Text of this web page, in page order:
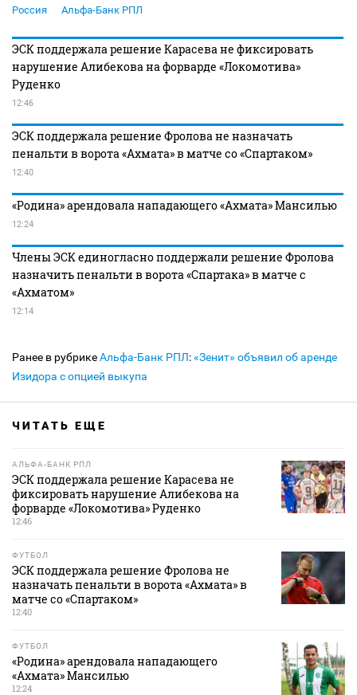
Россия
Альфа-Банк РПЛ
ЭСК поддержала решение Карасева не фиксировать
нарушение Алибекова на форварде «Локомотива»
Руденко
12:46
ЭСК поддержала решение Фролова не назначать
пенальти в ворота «Ахмата» в матче со «Спартаком»
12:40
«Родина» арендовала нападающего «Ахмата» Мансилью
12:24
Члены ЭСК единогласно поддержали решение Фролова
назначить пенальти в ворота «Спартака» в матче с
«Ахматом»
12:14
Ранее в рубрикеАльфа-Банк РПЛ:«Зенит» объявил об аренде
Изидора с опцией выкупа
ЧИТАТЬ ЕЩЕ
АЛЬФА-БАНК РПЛ
ЭСК поддержала решение Карасева не
фиксировать нарушение Алибекова на
форварде «Локомотива» Руденко
12:46
ФУТБОЛ
ЭСК поддержала решение Фролова не
назначать пенальти в ворота «Ахмата» в
матче со «Спартаком»
12:40
ФУТБОЛ
«Родина» арендовала нападающего
«Ахмата» Мансилью
12:24